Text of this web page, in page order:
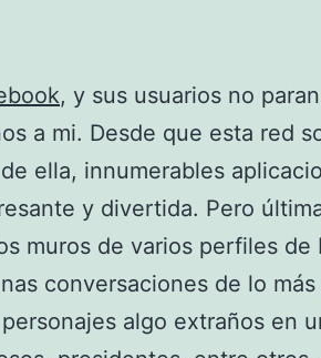
, y sus usuarios no
a mi. Desde que esta red
ella, innumerables
y divertida. Pero
muros de varios perfiles de
conversaciones de lo
algo extraños en